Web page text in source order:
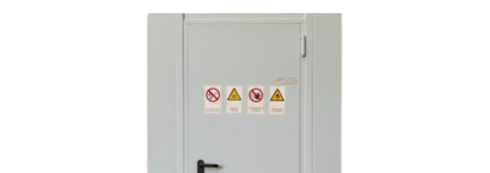
original
287,25€.
actual